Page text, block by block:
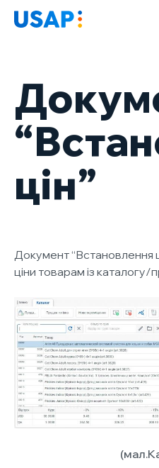
Skip
цін”
Документ “Встановлення
ціни товарам із